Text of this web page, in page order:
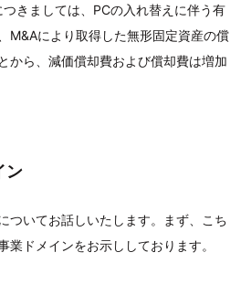
きましては、PCの入れ替えに伴う有
M&Aにより取得した無形固定資産の償
から、減価償却費および償却費は増加
ン
ついてお話しいたします。まず、こち
業ドメインをお示ししております。